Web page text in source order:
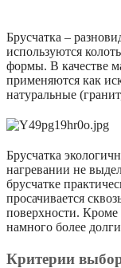
Брусчатка –
используются
формы. В качестве
применяются как
натуральные
Брусчатка
нагревании не
брусчатке
просачивается
поверхности. Кроме
намного более
Критерии